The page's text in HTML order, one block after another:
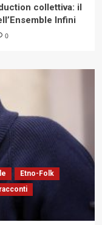
collettiva: il
Infini
0
Etno-Folk